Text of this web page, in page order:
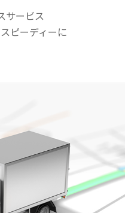
サービス
ピーディーに